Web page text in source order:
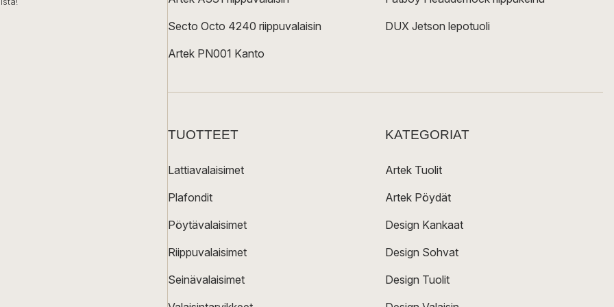
Secto Octo 4240 riippuvalaisin
Artek PN001 Kanto
DUX Jetson lepotuoli
TUOTTEET
Lattiavalaisimet
Plafondit
Pöytävalaisimet
Riippuvalaisimet
Seinävalaisimet
KATEGORIAT
Artek Tuolit
Artek Pöydät
Design Kankaat
Design Sohvat
Design Tuolit